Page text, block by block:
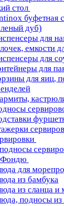
стол
буфетная
дуб)
для
емкости
для
для
для яиц,
для
из бамбука
из сланца и
подносы из